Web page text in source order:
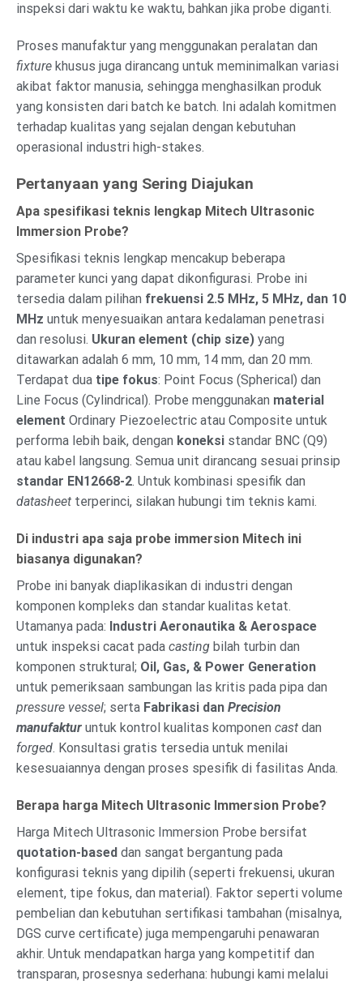
inspeksi dari waktu ke waktu, bahkan jika probe diganti.
Proses manufaktur yang menggunakan peralatan dan
fixture khusus juga dirancang untuk meminimalkan variasi
akibat faktor manusia, sehingga menghasilkan produk
yang konsisten dari batch ke batch. Ini adalah komitmen
terhadap kualitas yang sejalan dengan kebutuhan
operasional industri high-stakes.
Pertanyaan yang Sering Diajukan
Apa spesifikasi teknis lengkap Mitech Ultrasonic
Immersion Probe?
Spesifikasi teknis lengkap mencakup beberapa
parameter kunci yang dapat dikonfigurasi. Probe ini
tersedia dalam pilihan frekuensi 2.5 MHz, 5 MHz, dan 10
MHz untuk menyesuaikan antara kedalaman penetrasi
dan resolusi. Ukuran element (chip size) yang
ditawarkan adalah 6 mm, 10 mm, 14 mm, dan 20 mm.
Terdapat dua tipe fokus: Point Focus (Spherical) dan
Line Focus (Cylindrical). Probe menggunakan material
element Ordinary Piezoelectric atau Composite untuk
performa lebih baik, dengan koneksi standar BNC (Q9)
atau kabel langsung. Semua unit dirancang sesuai prinsip
standar EN12668-2. Untuk kombinasi spesifik dan
datasheet terperinci, silakan hubungi tim teknis kami.
Di industri apa saja probe immersion Mitech ini
biasanya digunakan?
Probe ini banyak diaplikasikan di industri dengan
komponen kompleks dan standar kualitas ketat.
Utamanya pada: Industri Aeronautika & Aerospace
untuk inspeksi cacat pada casting bilah turbin dan
komponen struktural; Oil, Gas, & Power Generation
untuk pemeriksaan sambungan las kritis pada pipa dan
pressure vessel; serta Fabrikasi dan Precision
manufaktur untuk kontrol kualitas komponen cast dan
forged. Konsultasi gratis tersedia untuk menilai
kesesuaiannya dengan proses spesifik di fasilitas Anda.
Berapa harga Mitech Ultrasonic Immersion Probe?
Harga Mitech Ultrasonic Immersion Probe bersifat
quotation-based dan sangat bergantung pada
konfigurasi teknis yang dipilih (seperti frekuensi, ukuran
element, tipe fokus, dan material). Faktor seperti volume
pembelian dan kebutuhan sertifikasi tambahan (misalnya,
DGS curve certificate) juga mempengaruhi penawaran
akhir. Untuk mendapatkan harga yang kompetitif dan
transparan, prosesnya sederhana: hubungi kami melalui